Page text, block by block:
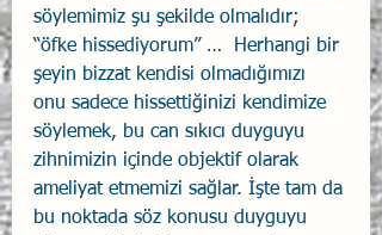
söylemimiz şu şekilde olmalıdır;
“öfke hissediyorum” …  Herhangi bir
şeyin bizzat kendisi olmadığımızı
onu sadece hissettiğinizi kendimize
söylemek, bu can sıkıcı duyguyu
zihnimizin içinde objektif olarak
ameliyat etmemizi sağlar. İşte tam da
bu noktada söz konusu duyguyu